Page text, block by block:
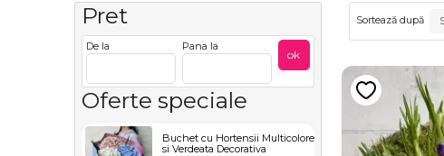
Pret
De la Pana la
ok
Oferte speciale
Buchet cu Hortensii Multicolore
si Verdeata Decorativa
Sortează după